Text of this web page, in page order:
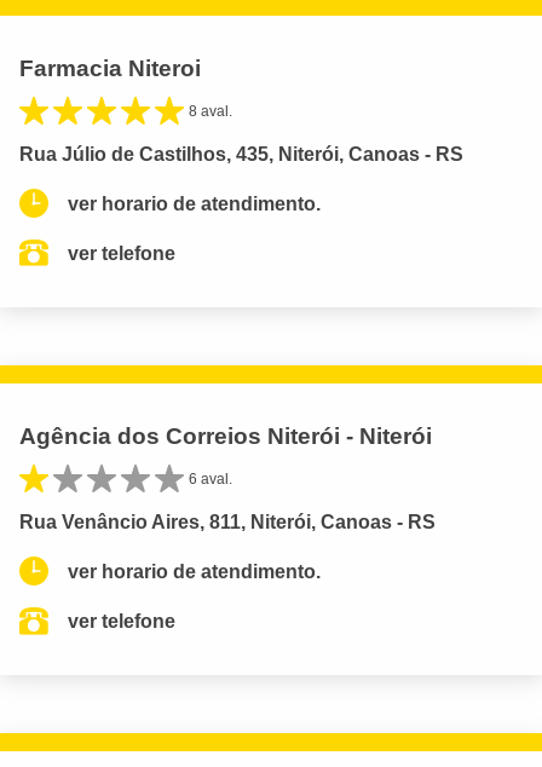
Farmacia Niteroi
8 aval.
Rua Júlio de Castilhos, 435, Niterói, Canoas - RS
ver horario de atendimento.
ver telefone
Agência dos Correios Niterói - Niterói
6 aval.
Rua Venâncio Aires, 811, Niterói, Canoas - RS
ver horario de atendimento.
ver telefone